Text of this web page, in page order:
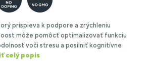
prispieva k podpore a zrýchleniu
môže pomôcť optimalizovať funkciu
voči stresu a posilniť kognitívne
celý popis